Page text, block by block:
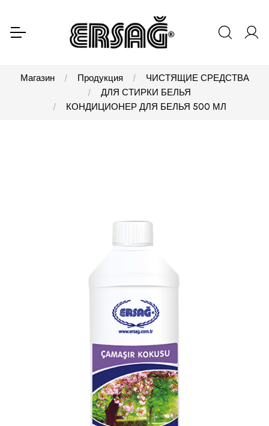
Магазин Продукция
ЧИСТЯЩИЕ СРЕДСТВА
ДЛЯ СТИРКИ БЕЛЬЯ
КОНДИЦИОНЕР ДЛЯ БЕЛЬЯ 500 МЛ